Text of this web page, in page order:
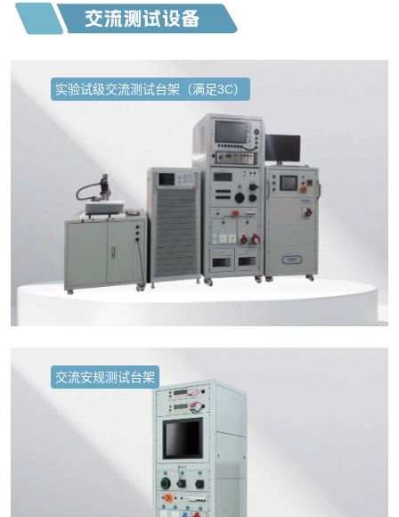
实验试级交流测试台架（满足3C）
交流安规测试台架